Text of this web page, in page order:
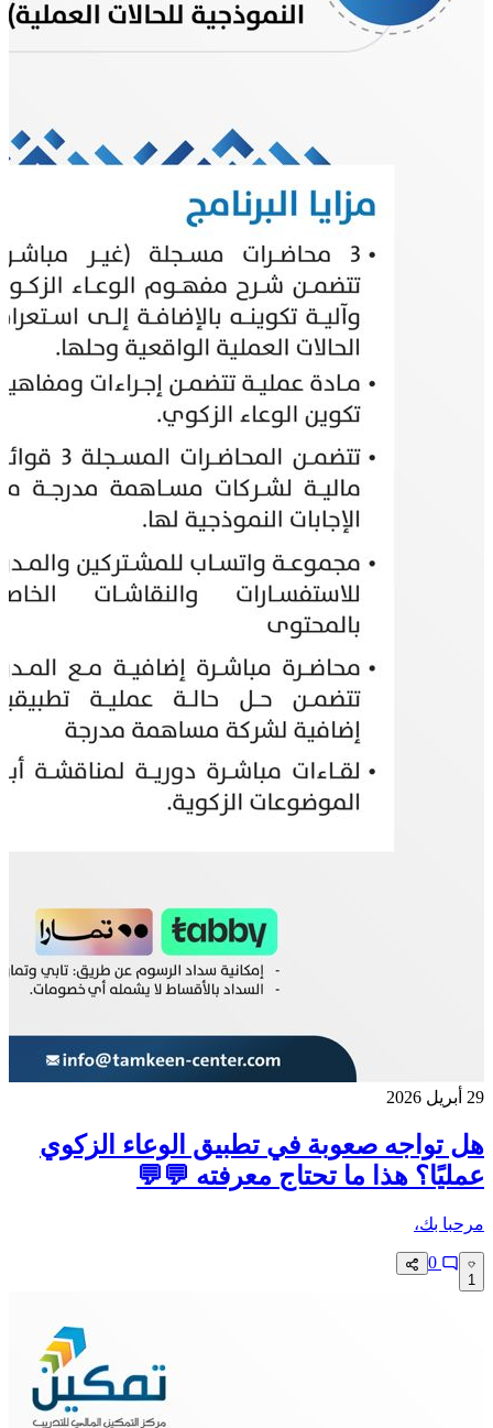
29 أبريل 2026
هل تواجه صعوبة في تطبيق الوعاء الزكوي
عمليًا؟ هذا ما تحتاج معرفته 💬💬
مرحبا بك،
1